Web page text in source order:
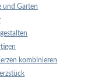
und Garten
kombinieren